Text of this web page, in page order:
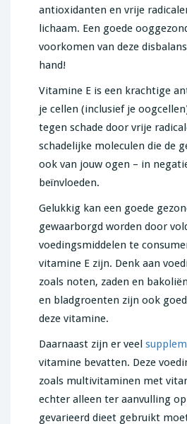
antioxidanten en vrije
lichaam. Een goede
voorkomen van deze
hand!
Vitamine E is een krachtige
je cellen (inclusief je
tegen schade door vrije
schadelijke moleculen die de
ook van jouw ogen – in
beïnvloeden.
Gelukkig kan een goede
gewaarborgd worden door
voedingsmiddelen te
vitamine E zijn. Denk aan
zoals noten, zaden en
en bladgroenten zijn ook
deze vitamine.
Daarnaast zijn er veel
vitamine bevatten. Deze
zoals multivitaminen met
echter alleen ter aanvulling
gevarieerd dieet gebruikt